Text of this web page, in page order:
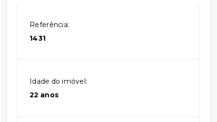
Referência:
1431
Idade do imóvel:
22 anos